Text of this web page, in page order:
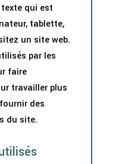
qui est
tablette,
un site web.
par les
faire
travailler plus
des
du site.